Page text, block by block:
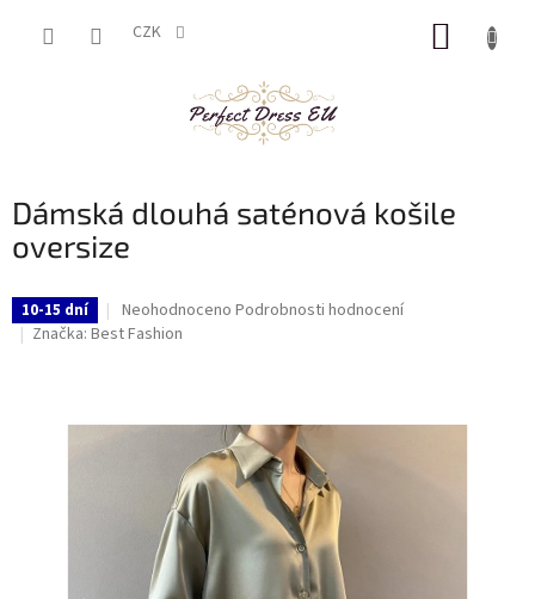
CZK
Dámská dlouhá saténová košile
oversize
10-15 dní
Průměrné
hodnocení
z
hvězdiček.
Neohodnoceno Podrobnosti hodnocení
Značka: Best Fashion